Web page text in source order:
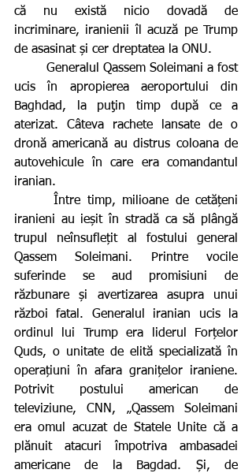
că nu există nicio dovadă de
incriminare, iranienii îl acuză pe Trump
de asasinat și cer dreptatea la ONU.
ucis în apropierea aeroportului din
Baghdad, la puţin timp după ce a
aterizat. Câteva rachete lansate de o
dronă americană au distrus coloana de
autovehicule în care era comandantul
iranian.
      Între timp, milioane de cetățeni
iranieni au ieșit în stradă ca să plângă
trupul neînsuflețit al fostului general
Qassem Soleimani. Printre vocile
suferinde se aud promisiuni de
răzbunare și avertizarea asupra unui
război fatal. Generalul iranian ucis la
ordinul lui Trump era liderul Forțelor
Quds, o unitate de elită specializată în
operațiuni în afara granițelor iraniene.
Potrivit postului american de
televiziune, CNN, „Qassem Soleimani
era omul acuzat de Statele Unite că a
plănuit atacuri împotriva ambasadei
americane de la Bagdad. Și, de